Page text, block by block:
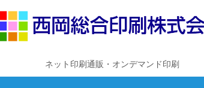
ネット印刷通販・オンデマンド印刷